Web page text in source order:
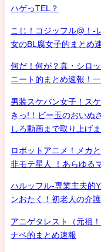
ハゲっTEL？
こじ！コジッフル@！-
女のBL腐女子的まとめ
何だ！何が？真・シ
ニート的まとめ速報！
男装スケバン女子！ス
きっ!！ビー玉のおいぬ
しろ動画まで取り上げ
ロボットアニメ！メカ
非モテ星人 ！あらゆる
ハルッフル-専業主夫的
ンおたく！初老人の介
アニゲタレスト（元祖
ナベ的まとめ速報